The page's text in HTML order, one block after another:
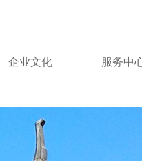
企业文化 服务中